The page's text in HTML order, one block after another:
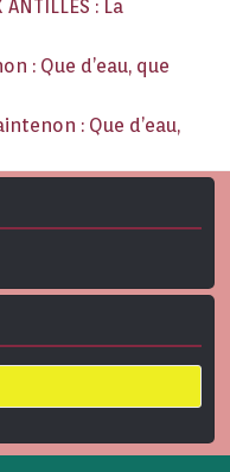
ANTILLES : La
: Que d’eau, que
: Que d’eau,